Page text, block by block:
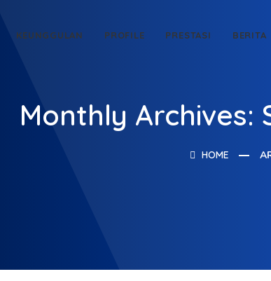
KEUNGGULAN PROFILE PRESTASI BERITA
Monthly Archives:
HOME